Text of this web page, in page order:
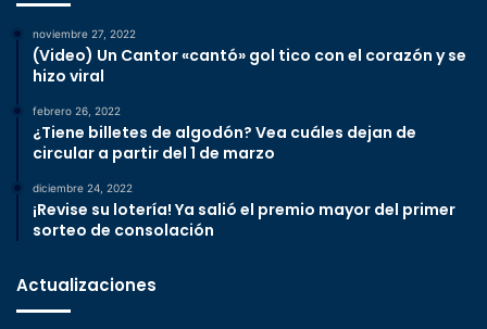
noviembre 27, 2022
(Video) Un Cantor «cantó» gol tico con el corazón y se
hizo viral
febrero 26, 2022
¿Tiene billetes de algodón? Vea cuáles dejan de
circular a partir del 1 de marzo
diciembre 24, 2022
¡Revise su lotería! Ya salió el premio mayor del primer
sorteo de consolación
Actualizaciones